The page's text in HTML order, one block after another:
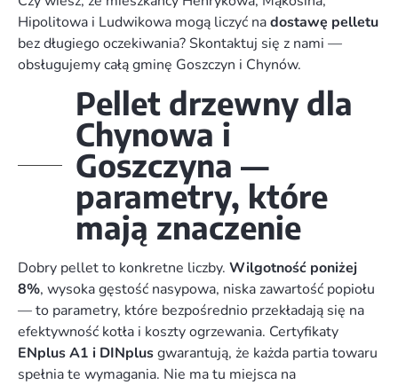
Hipolitowa i Ludwikowa mogą liczyć nadostawę pelletu
bez długiego oczekiwania? Skontaktuj się z nami —
obsługujemy całą gminę Goszczyn i Chynów.
Pellet drzewny dla
Chynowa i
Goszczyna —
parametry, które
mają znaczenie
Dobry pellet to konkretne liczby. Wilgotność poniżej
8%, wysoka gęstość nasypowa, niska zawartość popiołu
— to parametry, które bezpośrednio przekładają się na
efektywność kotła i koszty ogrzewania. Certyfikaty
ENplus A1 i DINplusgwarantują, że każda partia towaru
spełnia te wymagania. Nie ma tu miejsca na